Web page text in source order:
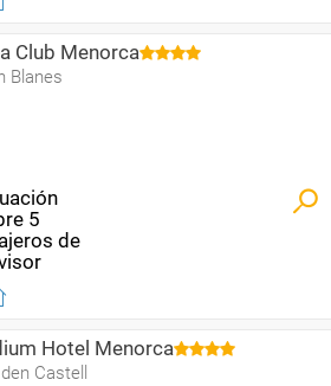
Club Menorca
Blanes
Hotel Menorca
Castell